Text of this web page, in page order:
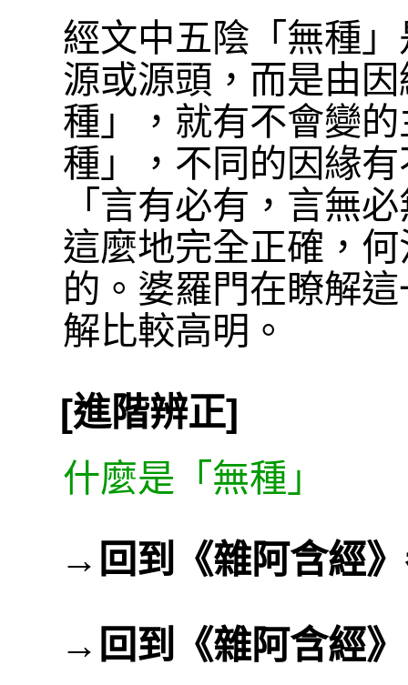
經文中五陰「無種
源或源頭，而是由
種」，就有不會變
種」，不同的因緣
「言有必有，言無
這麼地完全正確，
的。婆羅門在瞭解
解比較高明。
[進階辨正]
什麼是「無種」
→ 回到《雜阿含經
→ 回到《雜阿含經》